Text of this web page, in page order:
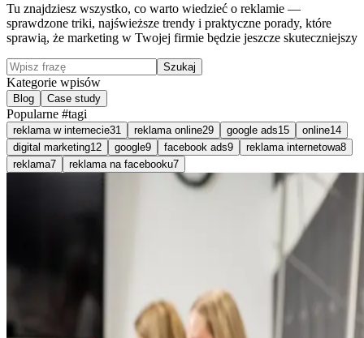
Tu znajdziesz wszystko, co warto wiedzieć o reklamie —
sprawdzone triki, najświeższe trendy i praktyczne porady, które
sprawią, że marketing w Twojej firmie będzie jeszcze skuteczniejszy
Szukaj
Kategorie wpisów
Blog Case study
Popularne #tagi
reklama w internecie31 reklama online29 google ads15 online14
digital marketing12 google9 facebook ads9 reklama internetowa8
reklama7 reklama na facebooku7